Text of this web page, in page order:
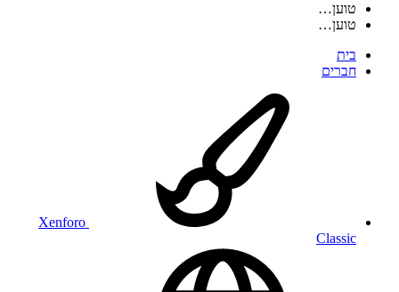
טוען…
טוען…
בית
חברים
Xenforo
Classic